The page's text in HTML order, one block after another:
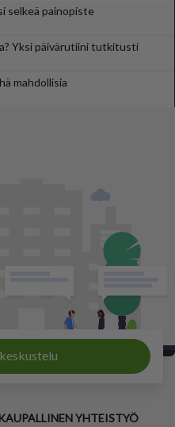
selkeä painopiste
Yksi päivärutiini tutkitusti
mahdollisia
KAUPALLINEN YHTEISTYÖ